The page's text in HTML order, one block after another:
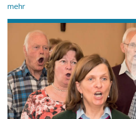
mehr